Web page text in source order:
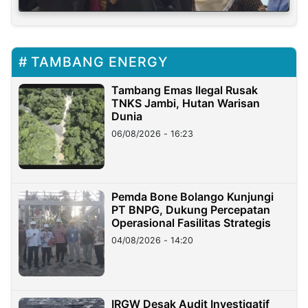
TAMBANG ENERGY
Tambang Emas Ilegal Rusak
TNKS Jambi, Hutan Warisan
Dunia
06/08/2026 - 16:23
Pemda Bone Bolango Kunjungi
PT BNPG, Dukung Percepatan
Operasional Fasilitas Strategis
04/08/2026 - 14:20
IRGW Desak Audit Investigatif